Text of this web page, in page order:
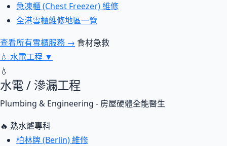
急凍櫃 (Chest Freezer) 維修
全港雪櫃維修地區一覽
查看所有雪櫃服務 → 食材急救
💧 水電工程 ▼
💧
水電 / 滲漏工程
Plumbing & Engineering - 房屋硬體全能醫生
🔥 熱水爐專科
柏林牌 (Berlin) 維修